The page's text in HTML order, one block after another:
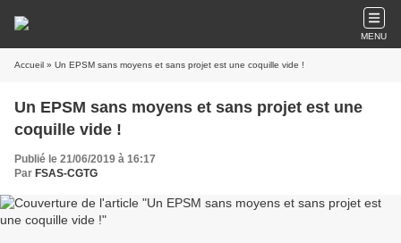
MENU
Accueil » Un EPSM sans moyens et sans projet est une coquille vide !
Un EPSM sans moyens et sans projet est une
coquille vide !
Publié le 21/06/2019 à 16:17
Par FSAS-CGTG